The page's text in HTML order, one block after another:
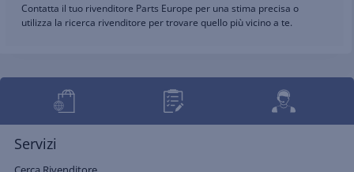
Contatta il tuo rivenditore Parts Europe per una stima precisa o
utilizza la ricerca rivenditore per trovare quello più vicino a te.
Servizi